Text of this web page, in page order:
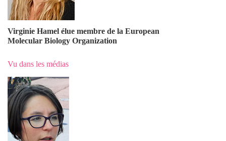
Virginie Hamel élue membre de la European
Molecular Biology Organization
Vu dans les médias